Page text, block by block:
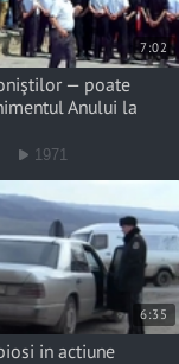
7:02
— poate
Anului la
1971
6:35
in actiune